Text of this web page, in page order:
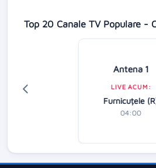
Top 20 Canale TV Populare -
Antena 1
LIVE ACUM:
Furnicuțele
04:00